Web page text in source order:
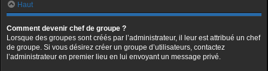
Haut
Comment devenir chef de groupe ?
Lorsque des groupes sont créés par l’administrateur, il leur est attribué un chef
de groupe. Si vous désirez créer un groupe d’utilisateurs, contactez
l’administrateur en premier lieu en lui envoyant un message privé.